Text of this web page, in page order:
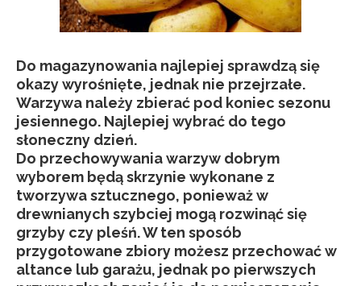
Do magazynowania najlepiej sprawdzą się
okazy wyrośnięte, jednak nie przejrzałe.
Warzywa należy zbierać pod koniec sezonu
jesiennego. Najlepiej wybrać do tego
słoneczny dzień.
Do przechowywania warzyw dobrym
wyborem będą skrzynie wykonane z
tworzywa sztucznego, ponieważ w
drewnianych szybciej mogą rozwinąć się
grzyby czy pleśń. W ten sposób
przygotowane zbiory możesz przechować w
altance lub garażu, jednak po pierwszych